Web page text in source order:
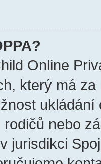
Online
který má
nebo
jurisdikci